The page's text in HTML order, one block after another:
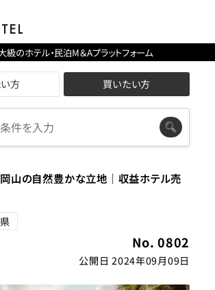
級のホテル・民泊M＆Aプラットフォーム
方 買いたい方
岡山の自然豊かな立地｜収益ホテル売
No. 0802
公開日 2024年09月09日